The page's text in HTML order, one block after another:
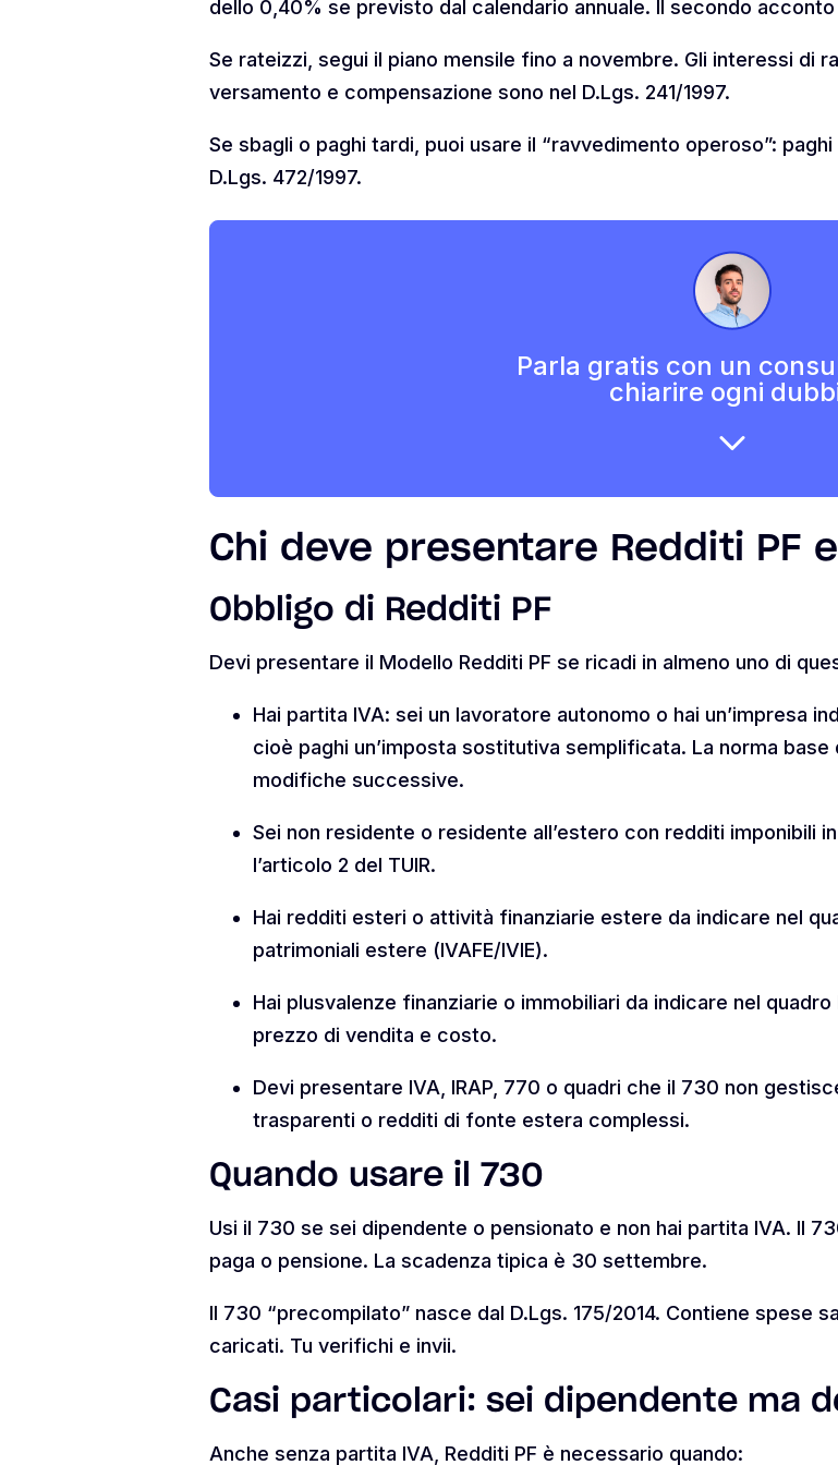
dello 0,40% se previsto dal calendario annuale. Il secondo
Se rateizzi, segui il piano mensile fino a novembre. Gli interessi di
versamento e compensazione sono nel D.Lgs. 241/1997.
Se sbagli o paghi tardi, puoi usare il “ravvedimento operoso”:
D.Lgs. 472/1997.
Parla gratis con un
chiarire ogni
Chi deve presentare Redditi PF
Obbligo di Redditi PF
Devi presentare il Modello Redditi PF se ricadi in almeno uno di
Hai partita IVA: sei un lavoratore autonomo o hai un’impresa
cioè paghi un’imposta sostitutiva semplificata. La norma
modifiche successive.
Sei non residente o residente all’estero con redditi imponibili
l’articolo 2 del TUIR.
Hai redditi esteri o attività finanziarie estere da indicare nel
patrimoniali estere (IVAFE/IVIE).
Hai plusvalenze finanziarie o immobiliari da indicare nel quadro
prezzo di vendita e costo.
Devi presentare IVA, IRAP, 770 o quadri che il 730 non
trasparenti o redditi di fonte estera complessi.
Quando usare il 730
Usi il 730 se sei dipendente o pensionato e non hai partita IVA. Il
paga o pensione. La scadenza tipica è 30 settembre.
Il 730 “precompilato” nasce dal D.Lgs. 175/2014. Contiene spese
caricati. Tu verifichi e invii.
Casi particolari: sei dipendente ma
Anche senza partita IVA, Redditi PF è necessario quando: